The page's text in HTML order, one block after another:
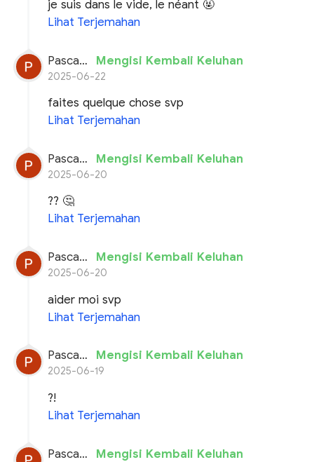
je suis dans le vide, le néant 🤬
Lihat Terjemahan
Pascal planchon Mengisi Kembali Keluhan
2025-06-22
faites quelque chose svp
Lihat Terjemahan
Pascal planchon Mengisi Kembali Keluhan
2025-06-20
?? 🤔
Lihat Terjemahan
Pascal planchon Mengisi Kembali Keluhan
2025-06-20
aider moi svp
Lihat Terjemahan
Pascal planchon Mengisi Kembali Keluhan
2025-06-19
?!
Lihat Terjemahan
Pascal planchon Mengisi Kembali Keluhan